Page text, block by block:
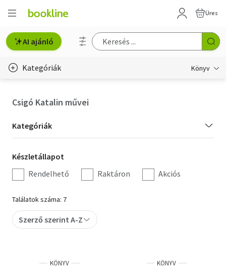
Üres
AI ajánló
Kategóriák Könyv
Hobbi, szabadidő
Irodalom
Művészet
Szakkönyv
Tankönyv, segédkönyv
Csigó Katalin művei
Kategória
szűrés
Kategóriák
Készletállapot
szűrés
Készletállapot
Rendelhető
Raktáron Akciós
Találatok száma: 7
Szerző szerint A-Z
KÖNYV KÖNYV